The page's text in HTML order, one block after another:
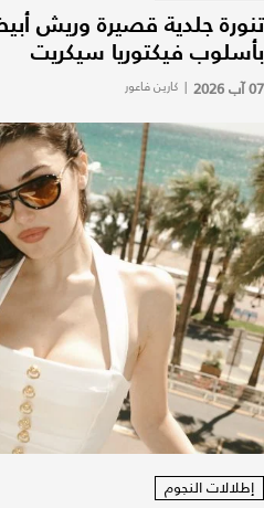
تنورة جلدية قصيرة وريش
بأسلوب فيكتوريا سيكريت
07 آب 2026 | كارين فاعور
إطلالات النجوم